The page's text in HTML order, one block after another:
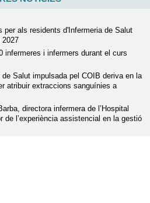
per als residents d'Infermeria de Salut
2027
infermeres i infermers durant el curs
Salut impulsada pel COIB deriva en la
atribuir extraccions sanguínies a
directora infermera de l’Hospital
de l’experiència assistencial en la gestió